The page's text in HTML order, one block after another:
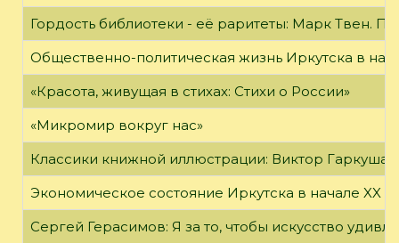
Гордость библиотеки - её раритеты: Марк Твен.
Общественно-политическая жизнь Иркутска в
«Красота, живущая в стихах: Стихи о России»
«Микромир вокруг нас»
Классики книжной иллюстрации: Виктор Гаркуша
Экономическое состояние Иркутска в начале XX
Сергей Герасимов: Я за то, чтобы искусство